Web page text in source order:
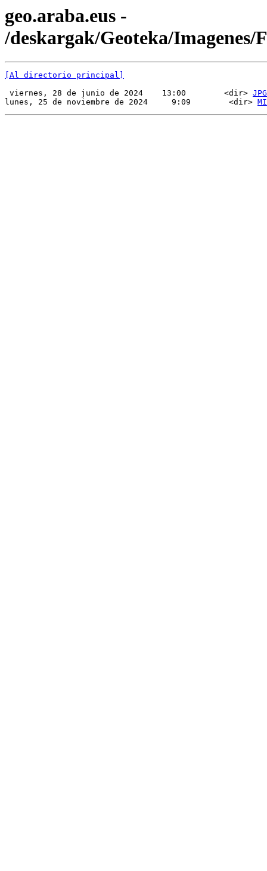
geo.araba.eus -
/deskargak/Geoteka/Imagenes/
[Al directorio principal]
viernes, 28 de junio de 2024    13:00        <dir> JPG
lunes, 25 de noviembre de 2024     9:09        <dir>